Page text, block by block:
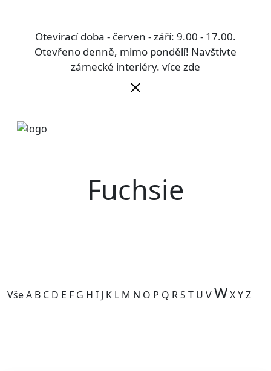
Otevírací doba - červen - září: 9.00 - 17.00.
Otevřeno denně, mimo pondělí! Navštivte
zámecké interiéry. více zde
Fuchsie
VšeA B C D E F G H I J K L M N O P Q RS T U VWXYZ